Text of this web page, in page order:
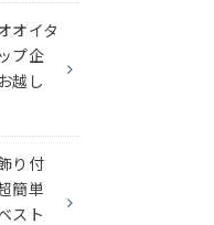
オイタ
プ企
越し
り付
簡単
スト